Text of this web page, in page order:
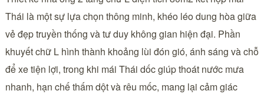
Thái là một sự lựa chọn thông minh, khéo léo dung hòa giữa
vẻ đẹp truyền thống và tư duy không gian hiện đại. Phần
khuyết chữ L hình thành khoảng lùi đón gió, ánh sáng và chỗ
để xe tiện lợi, trong khi mái Thái dốc giúp thoát nước mưa
nhanh, hạn chế thấm dột và rêu mốc, mang lại cảm giác